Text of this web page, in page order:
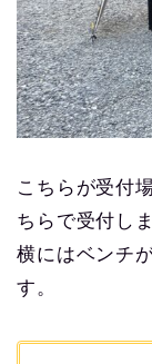
こちらが受付
ちらで受付し
横にはベンチ
す。